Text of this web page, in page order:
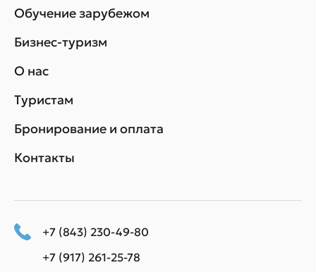
Обучение зарубежом
Бизнес-туризм
О нас
Туристам
Бронирование и оплата
Контакты
+7 (843) 230-49-80
+7 (917) 261-25-78